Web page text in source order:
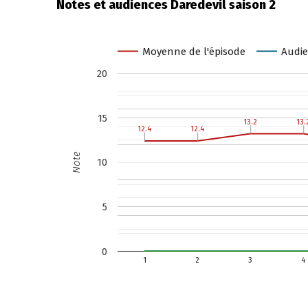
Notes et audiences Daredevil saison 2
Moyenne de l'épisode
1 2 3 4
0
5
10
15
20
12.4
12.4 12.4
12.4
13.2
13.2
Note